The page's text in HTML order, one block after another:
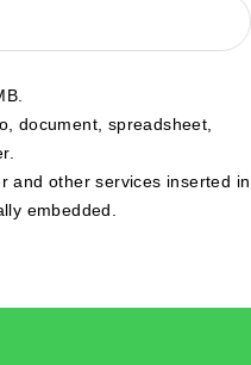
, document, spreadsheet,
.
and other services inserted in
embedded.